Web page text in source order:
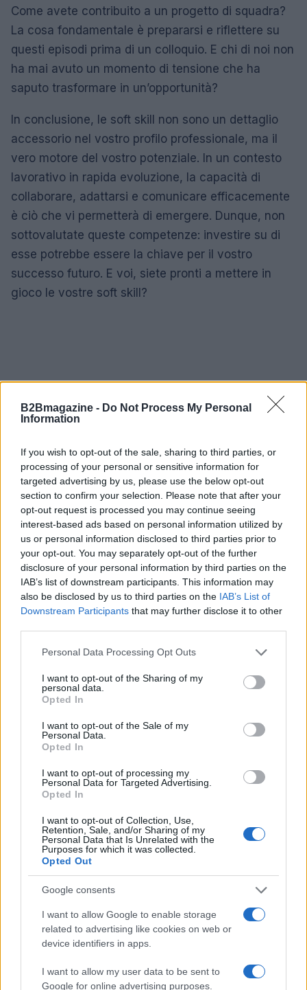
B2Bmagazine - Do Not Process My Personal
Information
If you wish to opt-out of the sale, sharing to third parties, or
processing of your personal or sensitive information for
targeted advertising by us, please use the below opt-out
section to confirm your selection. Please note that after your
opt-out request is processed you may continue seeing
interest-based ads based on personal information utilized by
us or personal information disclosed to third parties prior to
your opt-out. You may separately opt-out of the further
disclosure of your personal information by third parties on the
IAB’s list of downstream participants. This information may
also be disclosed by us to third parties on the IAB’s List of
Downstream Participants that may further disclose it to other
Please note that this website/app uses one or more Google
not limited to your visit or usage behaviour. You may click to
grant or deny consent to Google and its third-party tags to
use your data for below specified purposes in below Google
consent section.
Personal Data Processing Opt Outs
I want to opt-out of the Sharing of my
personal data.
Opted In
I want to opt-out of the Sale of my
Personal Data.
Opted In
I want to opt-out of processing my
Personal Data for Targeted Advertising.
Opted In
I want to opt-out of Collection, Use,
Retention, Sale, and/or Sharing of my
Personal Data that Is Unrelated with the
Purposes for which it was collected.
Opted Out
Google consents
I want to allow Google to enable storage
related to advertising like cookies on web or
device identifiers in apps.
I want to allow my user data to be sent to
Google for online advertising purposes.
Come avete contribuito a un progetto di squadra?
La cosa fondamentale è prepararsi e riflettere su
questi episodi prima di un colloquio. E chi di noi non
ha mai avuto un momento di tensione che ha
saputo trasformare in un’opportunità?
In conclusione, le soft skill non sono un dettaglio
accessorio nel vostro profilo professionale, ma il
vero motore del vostro potenziale. In un contesto
lavorativo in rapida evoluzione, la capacità di
collaborare, adattarsi e comunicare efficacemente
è ciò che vi permetterà di emergere. Dunque, non
sottovalutate queste competenze: investire su di
esse potrebbe essere la chiave per il vostro
successo futuro. E voi, siete pronti a mettere in
gioco le vostre soft skill?
AUTORE
AiAdhubMedia
Continua a leggere
B2B NEWS